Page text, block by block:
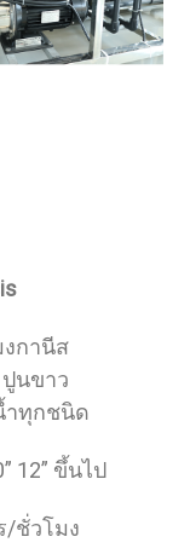
กานีส
นขาว
ำทุกชนิด
12” ขึ้นไป
/ชั่วโมง